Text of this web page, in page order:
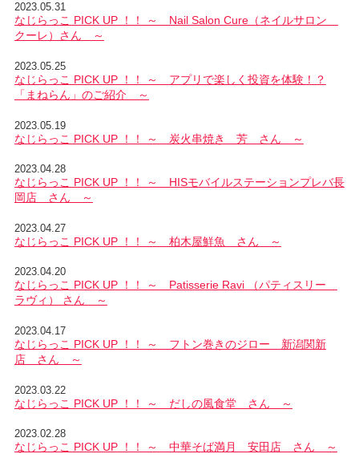
2023.05.31
なじらっこ PICK UP ！！ ～ Nail Salon Cure（ネイルサロン
クーレ）さん ～
2023.05.25
なじらっこ PICK UP ！！ ～ アプリで楽しく投資を体験！？
「まねらん」のご紹介 ～
2023.05.19
なじらっこ PICK UP ！！ ～ 炭火串焼き 芳 さん ～
2023.04.28
なじらっこ PICK UP ！！ ～ HISモバイルステーションプレバ長
岡店 さん ～
2023.04.27
なじらっこ PICK UP ！！ ～ 柏木屋鮮魚 さん ～
2023.04.20
なじらっこ PICK UP ！！ ～ Patisserie Ravi （パティスリー
ラヴィ） さん ～
2023.04.17
なじらっこ PICK UP ！！ ～ フトン巻きのジロー 新潟関新
店 さん ～
2023.03.22
なじらっこ PICK UP ！！ ～ だしの風食堂 さん ～
2023.02.28
なじらっこ PICK UP ！！ ～ 中華そば満月 安田店 さん ～